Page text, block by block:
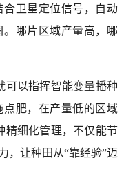
卫星定位信号，自动
哪片区域产量高，哪
可以指挥智能变量播种
肥，在产量低的区域
精细化管理，不仅能节
，让种田从“靠经验”迈